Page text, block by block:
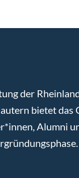
der
bietet das
Alumni